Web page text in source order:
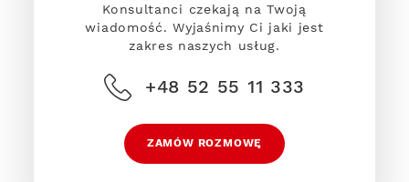
Konsultanci czekają na Twoją
wiadomość. Wyjaśnimy Ci jaki jest
zakres naszych usług.
+48 52 55 11 333
ZAMÓW ROZMOWĘ